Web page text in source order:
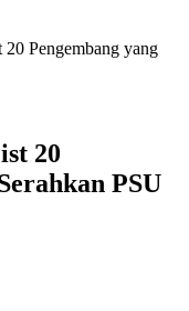
Pengembang yang
20
PSU